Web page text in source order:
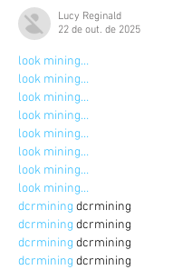
Lucy Reginald
22 de out. de 2025
look mining…
look mining…
look mining…
look mining…
look mining…
look mining…
look mining…
look mining…
dcrmining dcrmining
dcrmining dcrmining
dcrmining dcrmining
dcrmining dcrmining